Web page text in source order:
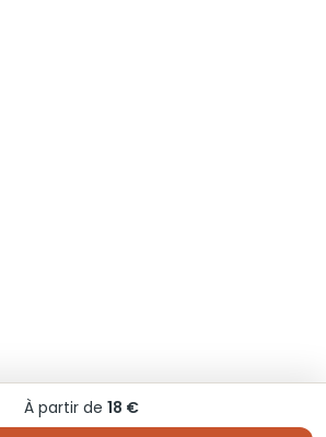
À partir de 18 €